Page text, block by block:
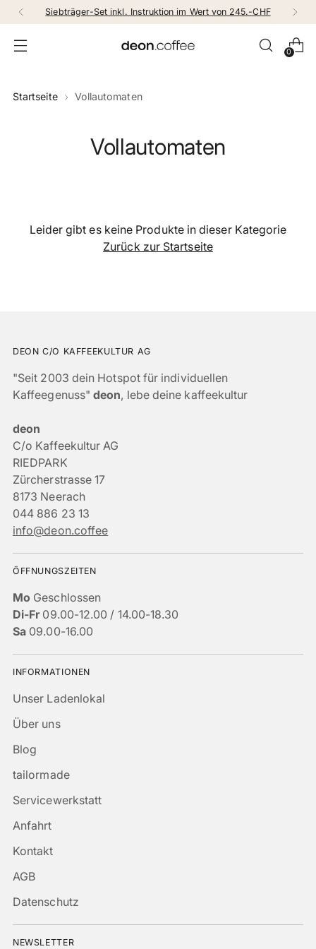
Siebträger-Set inkl. Instruktion im Wert von 245.-CHF
0
Startseite Vollautomaten
Vollautomaten
Leider gibt es keine Produkte in dieser Kategorie
Zurück zur Startseite
DEON C/O KAFFEEKULTUR AG
"Seit 2003 dein Hotspot für individuellen
Kaffeegenuss"deon, lebe deine kaffeekultur
deon
C/o Kaffeekultur AG
RIEDPARK
Zürcherstrasse 17
8173 Neerach
044 886 23 13
info@deon.coffee
ÖFFNUNGSZEITEN
Mo Geschlossen
Di-Fr09.00-12.00 / 14.00-18.30
Sa 09.00-16.00
INFORMATIONEN
Unser Ladenlokal
Über uns
Blog
tailormade
Servicewerkstatt
Anfahrt
Kontakt
AGB
Datenschutz
NEWSLETTER